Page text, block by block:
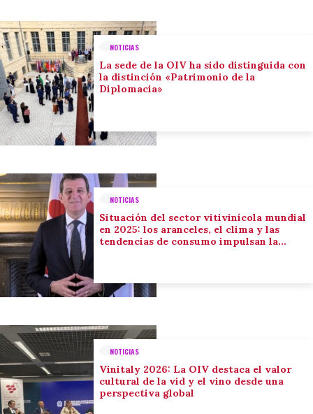
NOTICIAS
La sede de la OIV ha sido distinguida con
la distinción «Patrimonio de la
Diplomacia»
NOTICIAS
Situación del sector vitivinícola mundial
en 2025: los aranceles, el clima y las
tendencias de consumo impulsan la
NOTICIAS
Vinitaly 2026: La OIV destaca el valor
cultural de la vid y el vino desde una
perspectiva global